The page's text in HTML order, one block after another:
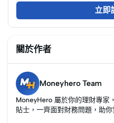
立即
關於作者
Moneyhero Team
MoneyHero 屬於你的理財專家
貼士，一齊面對財務問題，助